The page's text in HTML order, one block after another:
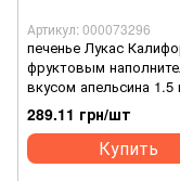
Артикул: 000073296
печенье Лукас
фруктовым
вкусом апельсина 1.5
(4823054612526)
289.11 грн/шт
Купить